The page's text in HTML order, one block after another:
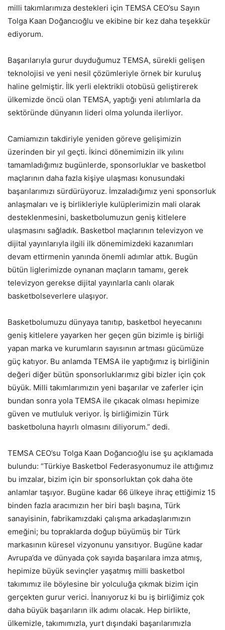
milli takımlarımıza destekleri için TEMSA CEO’su Sayın
Tolga Kaan Doğancıoğlu ve ekibine bir kez daha teşekkür
ediyorum.
Başarılarıyla gurur duyduğumuz TEMSA, sürekli gelişen
teknolojisi ve yeni nesil çözümleriyle örnek bir kuruluş
haline gelmiştir. İlk yerli elektrikli otobüsü geliştirerek
ülkemizde öncü olan TEMSA, yaptığı yeni atılımlarla da
sektöründe dünyanın lideri olma yolunda ilerliyor.
Camiamızın takdiriyle yeniden göreve gelişimizin
üzerinden bir yıl geçti. İkinci dönemimizin ilk yılını
tamamladığımız bugünlerde, sponsorluklar ve basketbol
maçlarının daha fazla kişiye ulaşması konusundaki
başarılarımızı sürdürüyoruz. İmzaladığımız yeni sponsorluk
anlaşmaları ve iş birlikleriyle kulüplerimizin mali olarak
desteklenmesini, basketbolumuzun geniş kitlelere
ulaşmasını sağladık. Basketbol maçlarının televizyon ve
dijital yayınlarıyla ilgili ilk dönemimizdeki kazanımları
devam ettirmenin yanında önemli adımlar attık. Bugün
bütün liglerimizde oynanan maçların tamamı, gerek
televizyon gerekse dijital yayınlarla canlı olarak
basketbolseverlere ulaşıyor.
Basketbolumuzu dünyaya tanıtıp, basketbol heyecanını
geniş kitlelere yayarken her geçen gün bizimle iş birliği
yapan marka ve kurumların sayısının artması gücümüze
güç katıyor. Bu anlamda TEMSA ile yaptığımız iş birliğinin
değeri diğer bütün sponsorluklarımız gibi bizler için çok
büyük. Milli takımlarımızın yeni başarılar ve zaferler için
bundan sonra yola TEMSA ile çıkacak olması hepimize
güven ve mutluluk veriyor. İş birliğimizin Türk
basketboluna hayırlı olmasını diliyorum.” dedi.
TEMSA CEO’su Tolga Kaan Doğancıoğlu ise şu açıklamada
bulundu: “Türkiye Basketbol Federasyonumuz ile attığımız
bu imzalar, bizim için bir sponsorluktan çok daha öte
anlamlar taşıyor. Bugüne kadar 66 ülkeye ihraç ettiğimiz 15
binden fazla aracımızın her biri başlı başına, Türk
sanayisinin, fabrikamızdaki çalışma arkadaşlarımızın
emeğini; bu topraklarda doğup büyümüş bir Türk
markasının küresel vizyonunu yansıtıyor. Bugüne kadar
Avrupa’da ve dünyada çok sayıda başarılara imza atmış,
hepimize büyük sevinçler yaşatmış milli basketbol
takımımız ile böylesine bir yolculuğa çıkmak bizim için
gerçekten gurur verici. İnanıyoruz ki bu iş birliğimiz çok
daha büyük başarıların ilk adımı olacak. Hep birlikte,
ülkemizle, takımımızla, yurt dışındaki başarılarımızla